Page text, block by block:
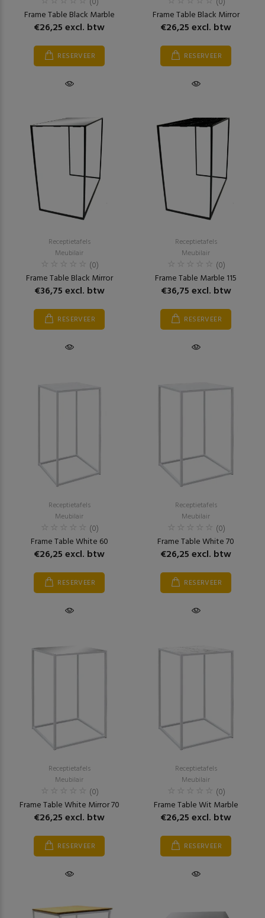
Frame Table Black Marble
€26,25 excl. btw
RESERVEER
Frame Table Black Mirror
€26,25 excl. btw
RESERVEER
Receptietafels
Meubilair
(0)
Frame Table Black Mirror
€36,75 excl. btw
RESERVEER
Receptietafels
Meubilair
(0)
Frame Table Marble 115
€36,75 excl. btw
RESERVEER
Receptietafels
Meubilair
(0)
Frame Table White 60
€26,25 excl. btw
RESERVEER
Receptietafels
Meubilair
(0)
Frame Table White 70
€26,25 excl. btw
RESERVEER
Receptietafels
Meubilair
(0)
Frame Table White Mirror 70
€26,25 excl. btw
RESERVEER
Receptietafels
Meubilair
(0)
Frame Table Wit Marble
€26,25 excl. btw
RESERVEER